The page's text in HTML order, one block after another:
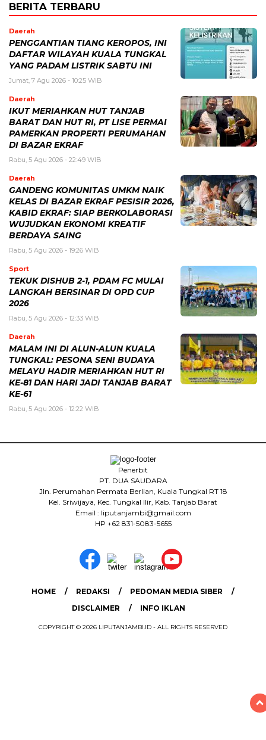
BERITA TERBARU
Daerah
PENGGANTIAN TIANG KEROPOS, INI
DAFTAR WILAYAH KUALA TUNGKAL
YANG PADAM LISTRIK SABTU INI
Jumat, 7 Agu 2026 - 10:25 WIB
Daerah
IKUT MERIAHKAN HUT TANJAB
BARAT DAN HUT RI, PT LISE PERMAI
PAMERKAN PROPERTI PERUMAHAN
DI BAZAR EKRAF
Rabu, 5 Agu 2026 - 22:49 WIB
Daerah
GANDENG KOMUNITAS UMKM NAIK
KELAS DI BAZAR EKRAF PESISIR 2026,
KABID EKRAF: SIAP BERKOLABORASI
WUJUDKAN EKONOMI KREATIF
BERDAYA SAING
Rabu, 5 Agu 2026 - 19:26 WIB
Sport
TEKUK DISHUB 2-1, PDAM FC MULAI
LANGKAH BERSINAR DI OPD CUP
2026
Rabu, 5 Agu 2026 - 12:33 WIB
Daerah
MALAM INI DI ALUN-ALUN KUALA
TUNGKAL: PESONA SENI BUDAYA
MELAYU HADIR MERIAHKAN HUT RI
KE-81 DAN HARI JADI TANJAB BARAT
KE-61
Rabu, 5 Agu 2026 - 12:22 WIB
Penerbit
PT. DUA SAUDARA
Jln. Perumahan Permata Berlian, Kuala Tungkal RT 18
Kel. Sriwijaya, Kec. Tungkal Ilir, Kab. Tanjab Barat
Email : liputanjambi@gmail.com
HP +62 831-5083-5655
HOME REDAKSI
PEDOMAN MEDIA SIBER
DISCLAIMER
INFO IKLAN
COPYRIGHT © 2026 LIPUTANJAMBI.ID - ALL RIGHTS RESERVED